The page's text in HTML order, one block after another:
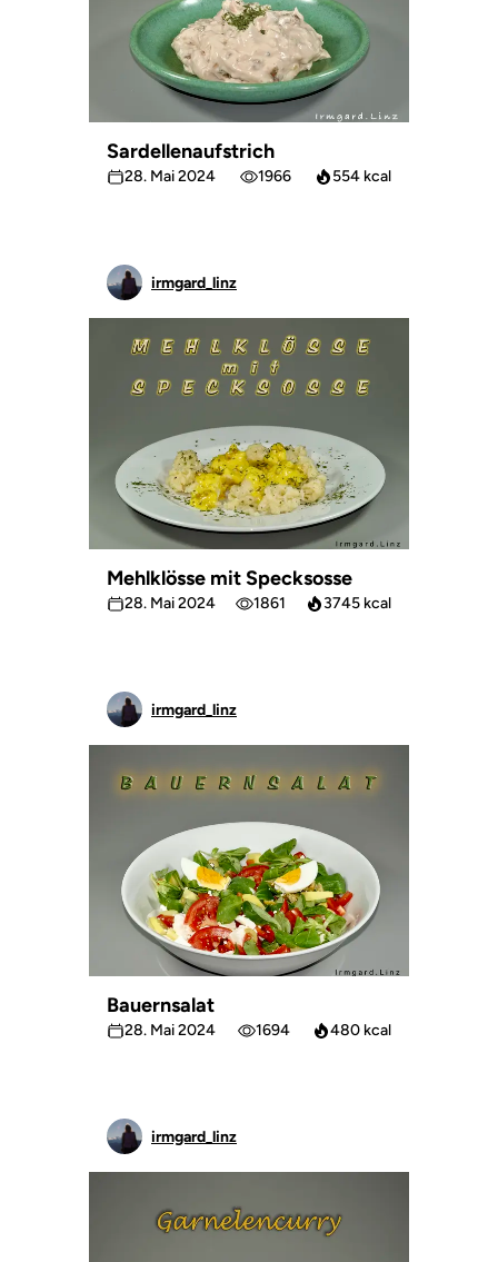
Sardellenaufstrich
28. Mai 2024 1966 554 kcal
irmgard_linz
Mehlklösse mit Specksosse
28. Mai 2024 1861 3745 kcal
irmgard_linz
Bauernsalat
28. Mai 2024 1694 480 kcal
irmgard_linz